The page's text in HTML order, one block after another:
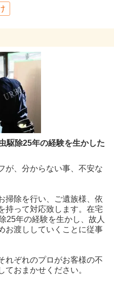
駆除25年の経験を生かした
が、分からない事、不安な
掃除を行い、ご遺族様、依
持って対応致します。在宅
25年の経験を生かし、故人
お渡ししていくことに従事
れぞれのプロがお客様の不
おまかせください。